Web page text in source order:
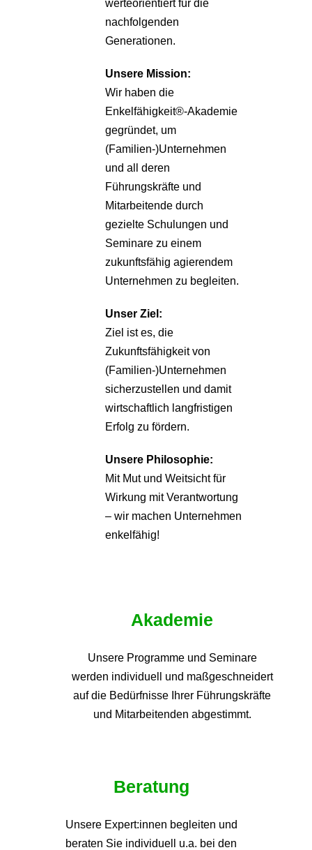
werteorientiert für die
nachfolgenden
Generationen.
Unsere Mission:
Wir haben die
Enkelfähigkeit®-Akademie
gegründet, um
(Familien-)Unternehmen
und all deren
Führungskräfte und
Mitarbeitende durch
gezielte Schulungen und
Seminare zu einem
zukunftsfähig agierendem
Unternehmen zu begleiten.
Unser Ziel:
Ziel ist es, die
Zukunftsfähigkeit von
(Familien-)Unternehmen
sicherzustellen und damit
wirtschaftlich langfristigen
Erfolg zu fördern.
Unsere Philosophie:
Mit Mut und Weitsicht für
Wirkung mit Verantwortung
– wir machen Unternehmen
enkelfähig!
Akademie
Unsere Programme und Seminare
werden individuell und maßgeschneidert
auf die Bedürfnisse Ihrer Führungskräfte
und Mitarbeitenden abgestimmt.
Beratung
Unsere Expert:innen begleiten und
beraten Sie individuell u.a. bei den